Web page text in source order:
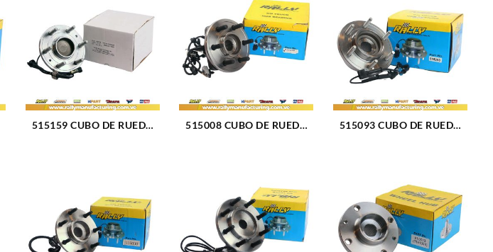
515159 CUBO DE RUEDA
515008 CUBO DE RUEDA
515093 CUBO DE RUEDA